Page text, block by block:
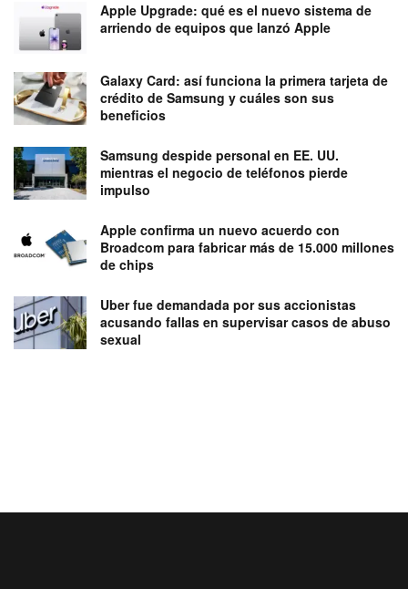
Apple Upgrade: qué es el nuevo sistema de
arriendo de equipos que lanzó Apple
Galaxy Card: así funciona la primera tarjeta de
crédito de Samsung y cuáles son sus
beneficios
Samsung despide personal en EE. UU.
mientras el negocio de teléfonos pierde
impulso
Apple confirma un nuevo acuerdo con
Broadcom para fabricar más de 15.000 millones
de chips
Uber fue demandada por sus accionistas
acusando fallas en supervisar casos de abuso
sexual